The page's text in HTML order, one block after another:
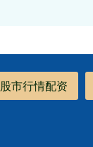
股市行情配资